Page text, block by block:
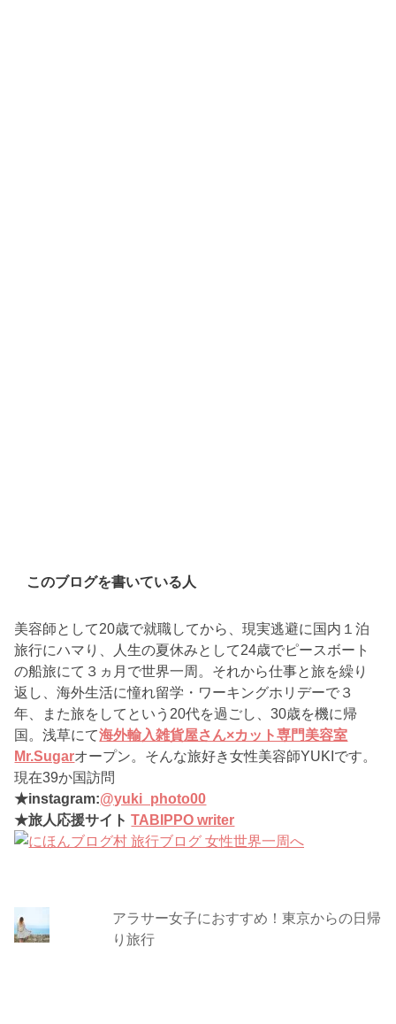
このブログを書いている人
美容師として20歳で就職してから、現実逃避に国内１泊
旅行にハマり、人生の夏休みとして24歳でピースボート
の船旅にて３ヵ月で世界一周。それから仕事と旅を繰り
返し、海外生活に憧れ留学・ワーキングホリデーで３
年、また旅をしてという20代を過ごし、30歳を機に帰
国。浅草にて海外輸入雑貨屋さん×カット専門美容室
Mr.Sugarオープン。そんな旅好き女性美容師YUKIです。
現在39か国訪問
★instagram:@yuki_photo00
★旅人応援サイトTABIPPO writer
アラサー女子におすすめ！東京からの日帰
り旅行